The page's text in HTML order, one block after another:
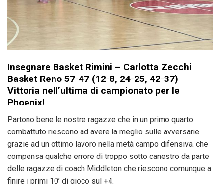
Insegnare Basket Rimini – Carlotta Zecchi
Basket Reno 57-47 (12-8, 24-25, 42-37)
Vittoria nell’ultima di campionato per le
Phoenix!
Partono bene le nostre ragazze che in un primo quarto
combattuto riescono ad avere la meglio sulle avversarie
grazie ad un ottimo lavoro nella metà campo difensiva, che
compensa qualche errore di troppo sotto canestro da parte
delle ragazze di coach Middleton che riescono comunque a
finire i primi 10’ di gioco sul +4.